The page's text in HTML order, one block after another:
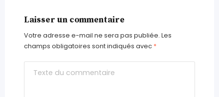
Laisser un commentaire
Votre adresse e-mail ne sera pas publiée. Les
champs obligatoires sont indiqués avec *